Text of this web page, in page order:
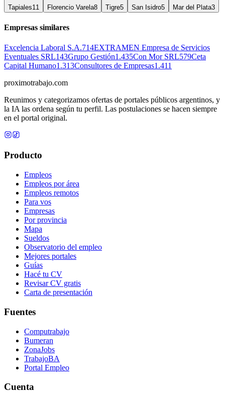
Tapiales11 Florencio Varela8 Tigre5 San Isidro5 Mar del Plata3
Empresas similares
Excelencia Laboral S.A.714EXTRAMEN Empresa de Servicios
Eventuales SRL143Grupo Gestión1.435Con Mor SRL579Ceta
Capital Humano1.313Consultores de Empresas1.411
proximotrabajo.com
Reunimos y categorizamos ofertas de portales públicos argentinos, y
la IA las ordena según tu perfil. Las postulaciones se hacen siempre
en el portal original.
Producto
Empleos
Empleos por área
Empleos remotos
Para vos
Empresas
Por provincia
Mapa
Sueldos
Observatorio del empleo
Mejores portales
Guías
Hacé tu CV
Revisar CV gratis
Carta de presentación
Fuentes
Computrabajo
Bumeran
ZonaJobs
TrabajoBA
Portal Empleo
Cuenta